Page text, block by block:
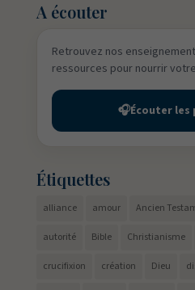
A écouter
Retrouvez nos
ressources pour nourrir
🎧Écouter les
Étiquettes
alliance amour Ancien
autorité Bible Christianisme
crucifixion création Dieu